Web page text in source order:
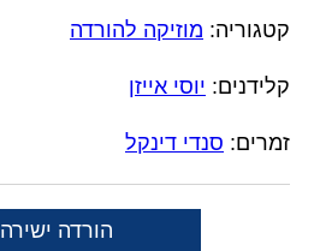
קטגוריה: מוזיקה להורדה
קלידנים: יוסי אייזן
זמרים: סנדי דינקל
הורדה ישירה